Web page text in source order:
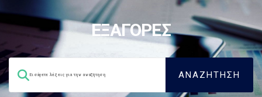
ΕΞΑΓΟΡΕΣ